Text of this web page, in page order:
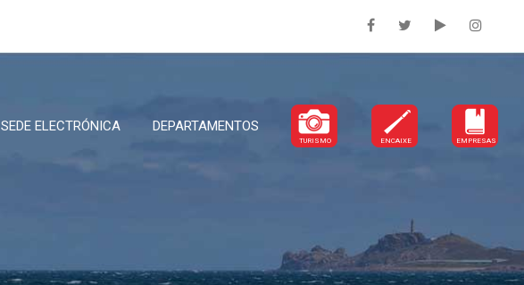
SEDE ELECTRÓNICA DEPARTAMENTOS
TURISMO ENCAIXE EMPRESAS